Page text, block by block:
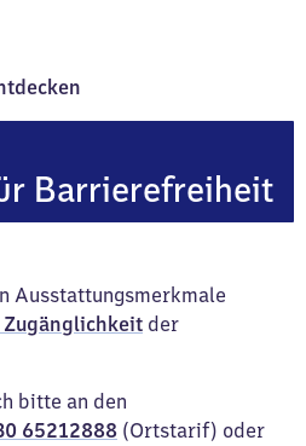
Barrierefreiheit
Ausstattungsmerkmale
der
bitte an den
65212888 (Ortstarif) oder